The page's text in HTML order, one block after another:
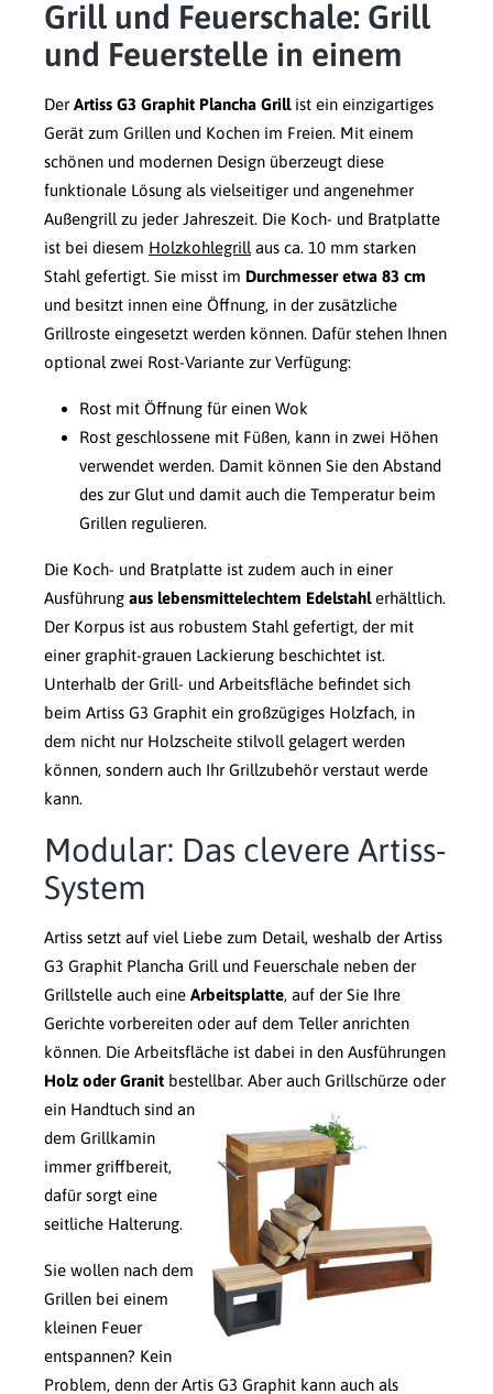
Grill und Feuerschale: Grill
und Feuerstelle in einem
Der Artiss G3 Graphit Plancha Grillist ein einzigartiges
Gerät zum Grillen und Kochen im Freien. Mit einem
schönen und modernen Design überzeugt diese
funktionale Lösung als vielseitiger und angenehmer
Außengrill zu jeder Jahreszeit. Die Koch- und Bratplatte
ist bei diesem Holzkohlegrill aus ca. 10 mm starken
Stahl gefertigt. Sie misst im Durchmesser etwa 83 cm
und besitzt innen eine Öffnung, in der zusätzliche
Grillroste eingesetzt werden können. Dafür stehen Ihnen
optional zwei Rost-Variante zur Verfügung:
Rost mit Öffnung für einen Wok
Rost geschlossene mit Füßen, kann in zwei Höhen
verwendet werden. Damit können Sie den Abstand
des zur Glut und damit auch die Temperatur beim
Grillen regulieren.
Die Koch- und Bratplatte ist zudem auch in einer
Ausführung aus lebensmittelechtem Edelstahlerhältlich.
Der Korpus ist aus robustem Stahl gefertigt, der mit
einer graphit-grauen Lackierung beschichtet ist.
Unterhalb der Grill- und Arbeitsfläche befindet sich
beim Artiss G3 Graphit ein großzügiges Holzfach, in
dem nicht nur Holzscheite stilvoll gelagert werden
können, sondern auch Ihr Grillzubehör verstaut werde
kann.
Modular: Das clevere Artiss-
System
Artiss setzt auf viel Liebe zum Detail, weshalb der Artiss
G3 Graphit Plancha Grill und Feuerschale neben der
Grillstelle auch eine Arbeitsplatte, auf der Sie Ihre
Gerichte vorbereiten oder auf dem Teller anrichten
können. Die Arbeitsfläche ist dabei in den Ausführungen
Holz oder Granit bestellbar. Aber auch Grillschürze oder
ein Handtuch sind an
dem Grillkamin
immer griffbereit,
dafür sorgt eine
seitliche Halterung.
Sie wollen nach dem
Grillen bei einem
kleinen Feuer
entspannen? Kein
Problem, denn der Artis G3 Graphit kann auch als